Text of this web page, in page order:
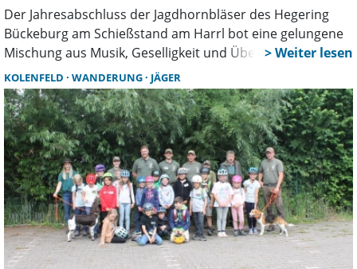
Der Jahresabschluss der Jagdhornbläser des Hegering
Bückeburg am Schießstand am Harrl bot eine gelungene
Mischung aus Musik, Geselligkeit und Überraschungen.
Guido Hiller, Hegeringleiter und Geschäftsführer der
Kreisjägerschaft, sorgte im Weihnachtsmannkostüm für
strahlende Gesichter, als er Präsente an die Anwesenden
verteilte.
KOLENFELD WANDERUNG JÄGER